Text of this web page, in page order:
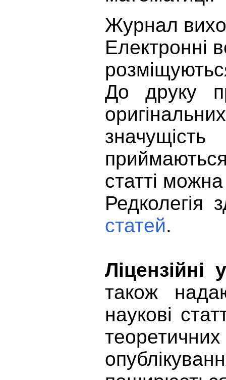
Журнал
Електронні
До друку
статті
Редколегія
статей.
Ліцензійні
також
наукові